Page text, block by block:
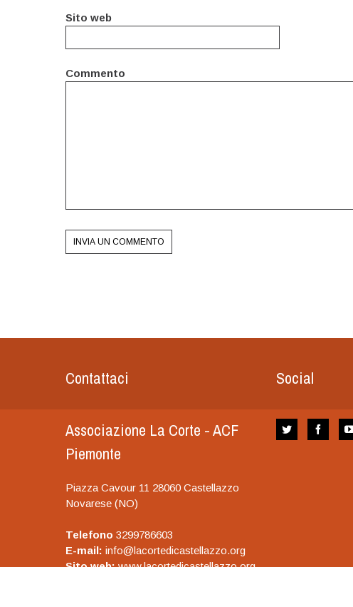
Sito web
Commento
Contattaci
Associazione La Corte - ACF
Piemonte
Piazza Cavour 11 28060 Castellazzo
Novarese (NO)
Telefono 3299786603
E-mail: info@lacortedicastellazzo.org
Sito web:www.lacortedicastellazzo.org
Social